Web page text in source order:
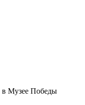
в Музее Победы